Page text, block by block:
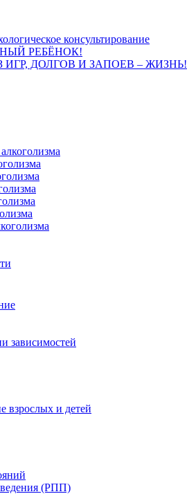
консультирование
РЕБЁНОК!
ДОЛГОВ И ЗАПОЕВ – ЖИЗНЬ!
зависимостей
взрослых и детей
(РПП)